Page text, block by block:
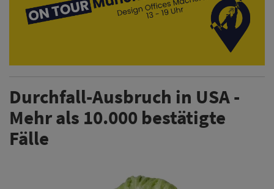
Durchfall-Ausbruch in USA -
Mehr als 10.000 bestätigte
Fälle